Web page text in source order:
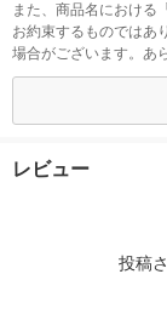
また、商品名における
お約束するものではあ
場合がございます。あ
レビュー
投稿